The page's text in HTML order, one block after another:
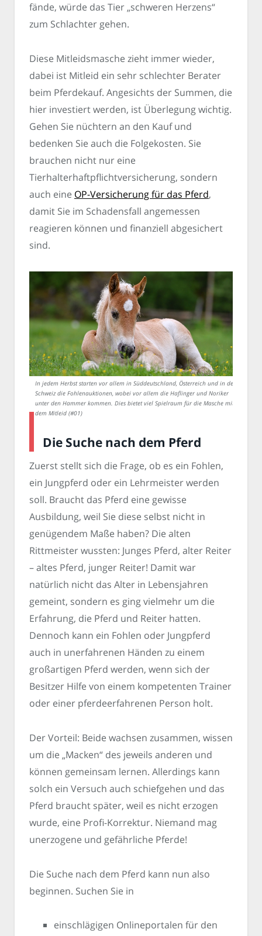
fände, würde das Tier „schweren Herzens“
zum Schlachter gehen.
Diese Mitleidsmasche zieht immer wieder,
dabei ist Mitleid ein sehr schlechter Berater
beim Pferdekauf. Angesichts der Summen, die
hier investiert werden, ist Überlegung wichtig.
Gehen Sie nüchtern an den Kauf und
bedenken Sie auch die Folgekosten. Sie
brauchen nicht nur eine
Tierhalterhaftpflichtversicherung, sondern
auch eine OP-Versicherung für das Pferd,
damit Sie im Schadensfall angemessen
reagieren können und finanziell abgesichert
sind.
In jedem Herbst starten vor allem in Süddeutschland, Österreich und in der
Schweiz die Fohlenauktionen, wobei vor allem die Haflinger und Noriker
unter den Hammer kommen. Dies bietet viel Spielraum für die Masche mit
dem Mitleid (#01)
Die Suche nach dem Pferd
Zuerst stellt sich die Frage, ob es ein Fohlen,
ein Jungpferd oder ein Lehrmeister werden
soll. Braucht das Pferd eine gewisse
Ausbildung, weil Sie diese selbst nicht in
genügendem Maße haben? Die alten
Rittmeister wussten: Junges Pferd, alter Reiter
– altes Pferd, junger Reiter! Damit war
natürlich nicht das Alter in Lebensjahren
gemeint, sondern es ging vielmehr um die
Erfahrung, die Pferd und Reiter hatten.
Dennoch kann ein Fohlen oder Jungpferd
auch in unerfahrenen Händen zu einem
großartigen Pferd werden, wenn sich der
Besitzer Hilfe von einem kompetenten Trainer
oder einer pferdeerfahrenen Person holt.
Der Vorteil: Beide wachsen zusammen, wissen
um die „Macken“ des jeweils anderen und
können gemeinsam lernen. Allerdings kann
solch ein Versuch auch schiefgehen und das
Pferd braucht später, weil es nicht erzogen
wurde, eine Profi-Korrektur. Niemand mag
unerzogene und gefährliche Pferde!
Die Suche nach dem Pferd kann nun also
beginnen. Suchen Sie in
einschlägigen Onlineportalen für den